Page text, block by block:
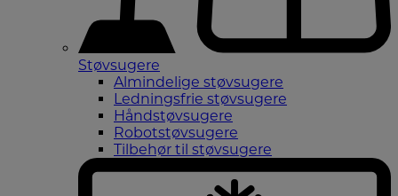
Støvsugere
Almindelige støvsugere
Ledningsfrie støvsugere
Håndstøvsugere
Robotstøvsugere
Tilbehør til støvsugere